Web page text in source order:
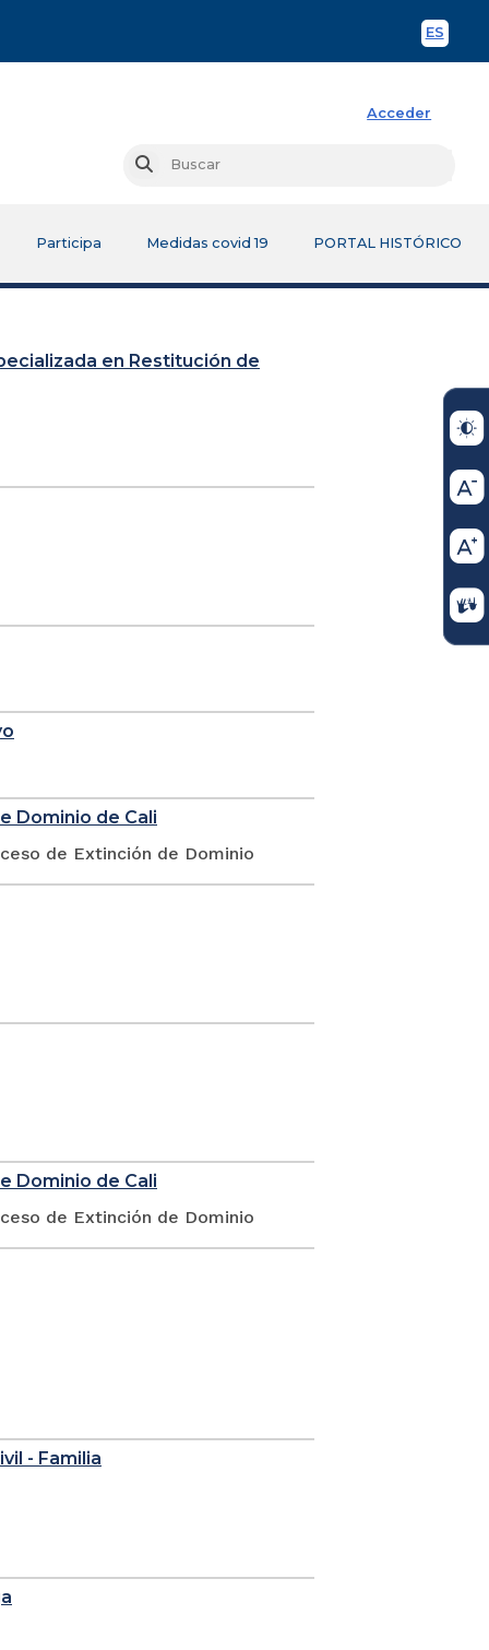
ES
Acceder
Buscar
Participa Medidas covid 19 PORTAL HISTÓRICO
en Restitución de
Dominio de Cali
de Extinción de Dominio
Dominio de Cali
de Extinción de Dominio
- Familia